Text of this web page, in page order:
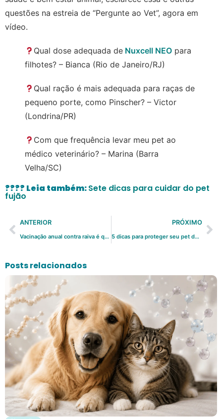
questões na estreia de “Pergunte ao Vet”, agora em
vídeo.
Qual dose adequada de Nuxcell NEO para
filhotes? – Bianca (Rio de Janeiro/RJ)
Qual ração é mais adequada para raças de
pequeno porte, como Pinscher? – Victor
(Londrina/PR)
Com que frequência levar meu pet ao
médico veterinário? – Marina (Barra
Velha/SC)
???? Leia também:Sete dicas para cuidar do pet
fujão
ANTERIOR
Vacinação anual contra raiva é questão de saúde pública
PRÓXIMO
5 dicas para proteger seu pet do frio
Posts relacionados